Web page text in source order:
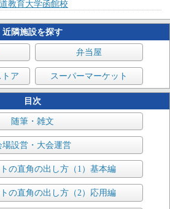
教育大学函館校
近隣施設を探す
弁当屋
ア スーパーマーケット
目次
随筆・雑文
場設営・大会運営
の直角の出し方（1）基本編
の直角の出し方（2）応用編